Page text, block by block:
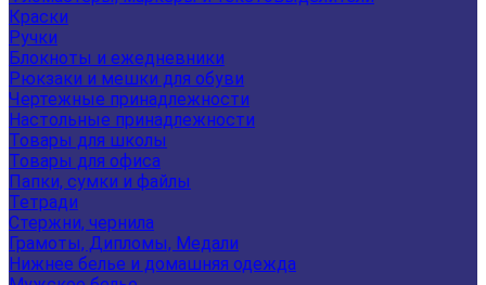
Краски
Ручки
Блокноты и ежедневники
Рюкзаки и мешки для обуви
Чертежные принадлежности
Настольные принадлежности
Товары для школы
Товары для офиса
Папки, сумки и файлы
Тетради
Стержни, чернила
Грамоты, Дипломы, Медали
Нижнее белье и домашняя одежда